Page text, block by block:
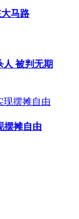
马路
人 被判无期
摆摊自由